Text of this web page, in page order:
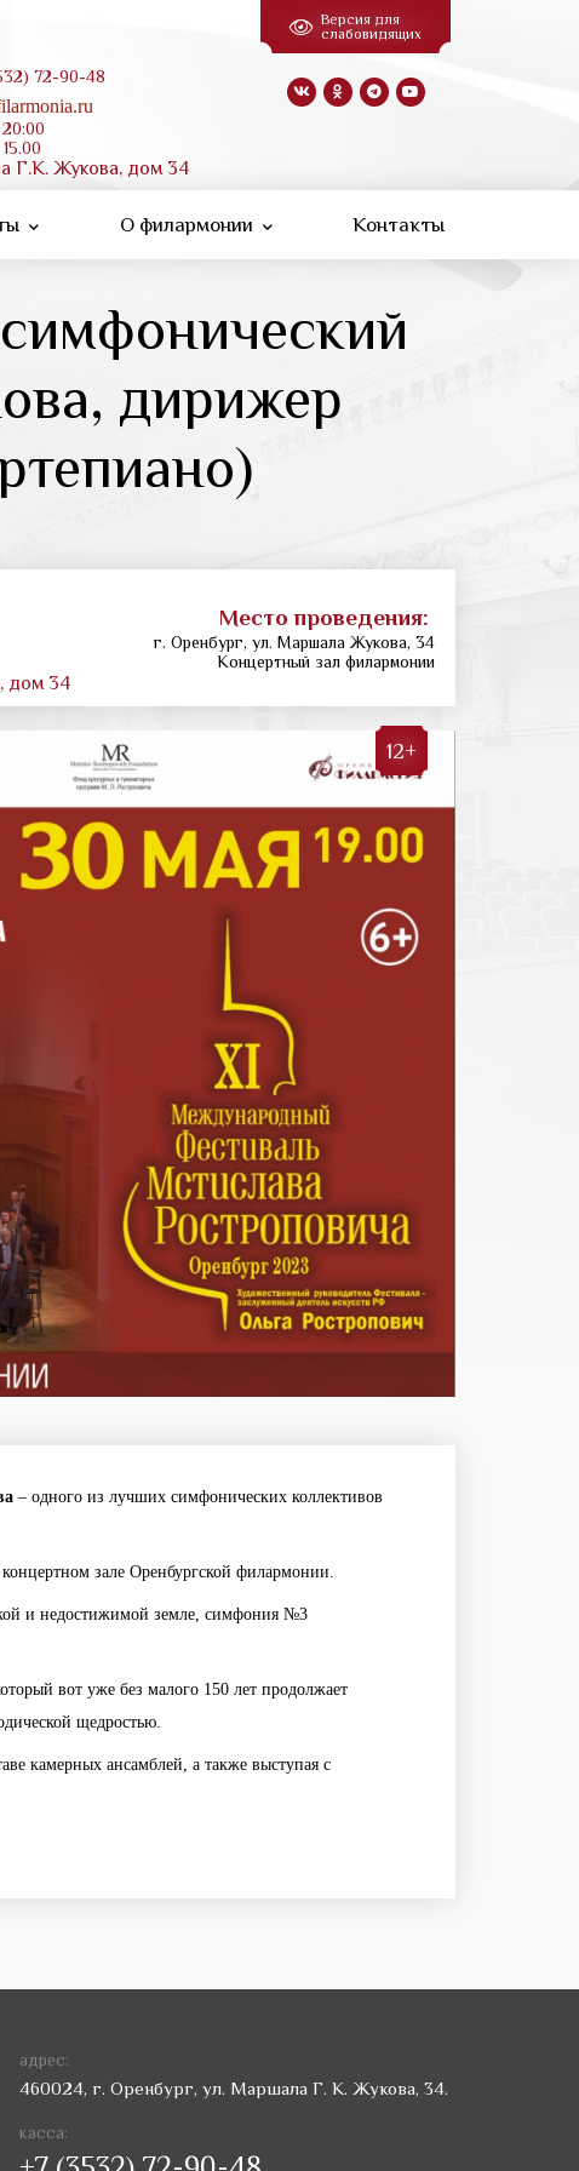
72-90-48
Г.К. Жукова, дом 34
Версия для
слабовидящих
О филармонии Контакты
дирижер
дом 34
Место проведения:
г. Оренбург, ул. Маршала Жукова, 34
Концертный зал филармонии
12+
– одного из лучших симфонических коллективов
зале Оренбургской филармонии.
и недостижимой земле, симфония №3
вот уже без малого 150 лет продолжает
щедростью.
камерных ансамблей, а также выступая с
адрес:
460024, г. Оренбург, ул. Маршала Г. К. Жукова, 34.
касса: